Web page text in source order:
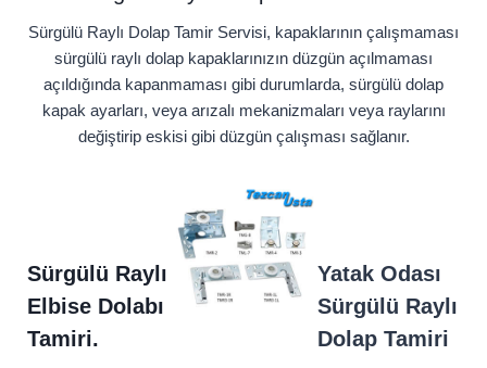
Sürgülü Raylı Dolap Tamir Servisi, kapaklarının çalışmaması
sürgülü raylı dolap kapaklarınızın düzgün açılmaması
açıldığında kapanmaması gibi durumlarda, sürgülü dolap
kapak ayarları, veya arızalı mekanizmaları veya raylarını
değiştirip eskisi gibi düzgün çalışması sağlanır.
Sürgülü Raylı
Elbise Dolabı
Tamiri.
Yatak Odası
Sürgülü Raylı
Dolap Tamiri